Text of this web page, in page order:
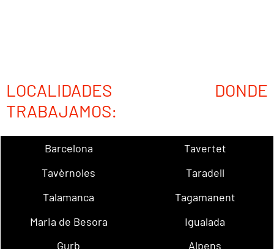
LOCALIDADES DONDE
TRABAJAMOS:
Barcelona
Tavertet
Tavèrnoles
Taradell
Talamanca
Tagamanent
Maria de Besora
Igualada
Gurb
Alpens